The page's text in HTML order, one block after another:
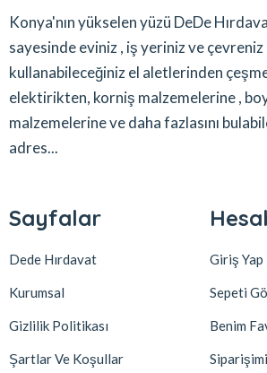
Konya'nın yükselen yüzü DeDe
sayesinde eviniz , iş yeriniz ve
kullanabileceğiniz el aletlerinden
elektirikten, korniş malzemelerine ,
malzemelerine ve daha fazlasını
adres...
Sayfalar
Dede Hırdavat
Kurumsal
Gizlilik Politikası
Şartlar Ve Koşullar
Giriş Yap
Sepeti
Benim